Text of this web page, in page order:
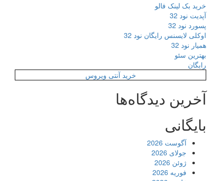
خرید بک لینک فالو
آپدیت نود 32
پسورد نود 32
اوکلی لایسنس رایگان نود 32
همیار نود 32
بهترین سئو
رایگان
خرید آنتی ویروس
آخرین دیدگاه‌ها
بایگانی
آگوست 2026
جولای 2026
ژوئن 2026
فوریه 2026